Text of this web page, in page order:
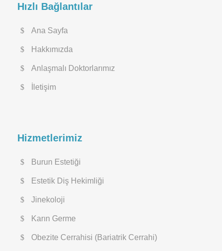
Hızlı Bağlantılar
Ana Sayfa
Hakkımızda
Anlaşmalı Doktorlarımız
İletişim
Hizmetlerimiz
Burun Estetiği
Estetik Diş Hekimliği
Jinekoloji
Karın Germe
Obezite Cerrahisi (Bariatrik Cerrahi)